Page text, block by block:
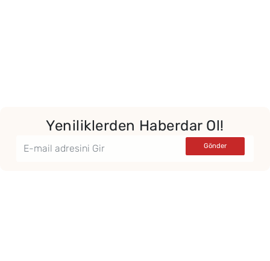
Yeniliklerden Haberdar Ol!